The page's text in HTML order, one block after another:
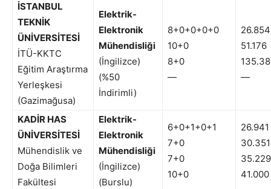
İSTANBUL
TEKNİK
ÜNİVERSİTESİ
İTÜ-KKTC
Eğitim Araştırma
Yerleşkesi
(Gazimağusa)
Elektrik-
Elektronik
Mühendisliği
(İngilizce)
(%50
İndirimli)
8+0+0+0+0
10+0
8+0
—
26.854
51.176
—
KADİR HAS
ÜNİVERSİTESİ
Mühendislik ve
Doğa Bilimleri
Fakültesi
Elektrik-
Elektronik
Mühendisliği
(İngilizce)
(Burslu)
6+0+1+0+1
7+0
7+0
10+0
26.941
30.351
35.229
41.000